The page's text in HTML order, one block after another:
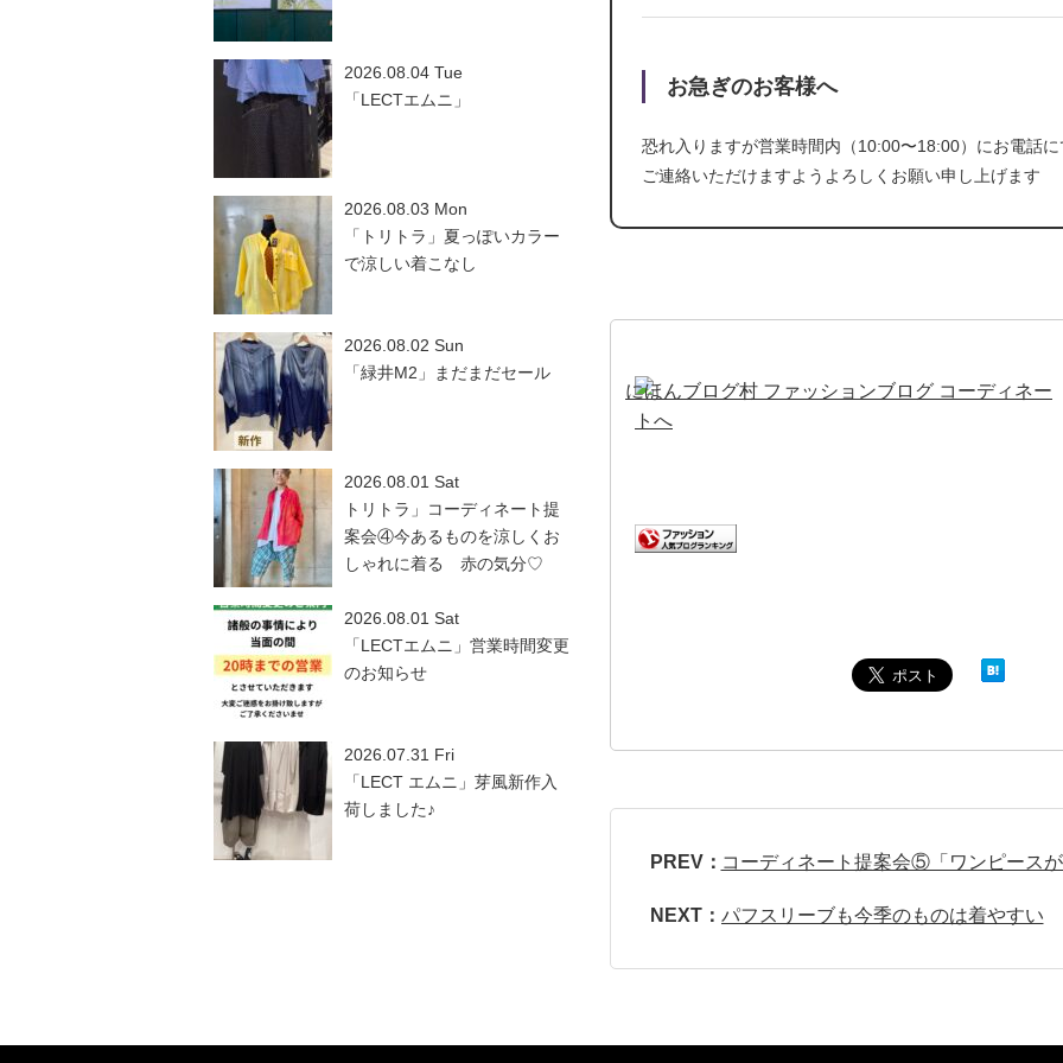
お急ぎのお客様へ
恐れ入りますが営業時間内（10:00〜18:00）にお電話に
ご連絡いただけますよう よろしくお願い申し上げます
PREV： コーディネート提案会⑤「ワンピース
NEXT： パフスリーブも今季のものは着やすい
2026.08.04 Tue
「LECTエムニ」
2026.08.03 Mon
「トリトラ」夏っぽいカラー
で涼しい着こなし
2026.08.02 Sun
「緑井M2」まだまだセール
2026.08.01 Sat
トリトラ」コーディネート提
案会④今あるものを涼しくお
しゃれに着る 赤の気分♡
2026.08.01 Sat
「LECTエムニ」営業時間変更
のお知らせ
2026.07.31 Fri
「LECT エムニ」芽風新作入
荷しました♪